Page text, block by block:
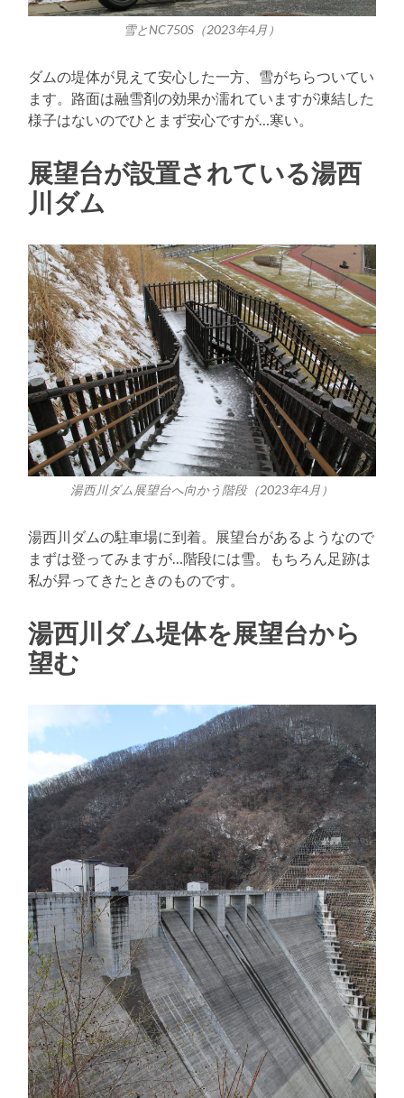
雪とNC750S（2023年4月）
ダムの堤体が見えて安心した一方、雪がちらついてい
ます。路面は融雪剤の効果か濡れていますが凍結した
様子はないのでひとまず安心ですが…寒い。
展望台が設置されている湯西
川ダム
湯西川ダム展望台へ向かう階段（2023年4月）
湯西川ダムの駐車場に到着。展望台があるようなので
まずは登ってみますが…階段には雪。もちろん足跡は
私が昇ってきたときのものです。
湯西川ダム堤体を展望台から
望む